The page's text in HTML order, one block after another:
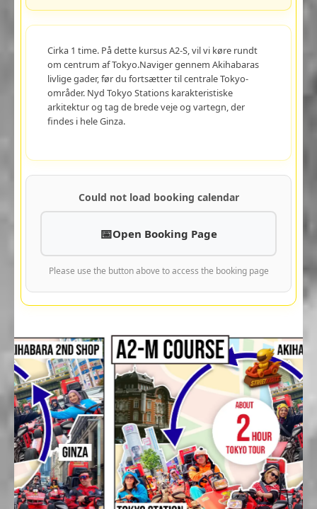
Cirka 1 time. På dette kursus A2-S, vil vi køre rundt
om centrum af Tokyo.Naviger gennem Akihabaras
livlige gader, før du fortsætter til centrale Tokyo-
områder. Nyd Tokyo Stations karakteristiske
arkitektur og tag de brede veje og vartegn, der
findes i hele Ginza.
Could not load booking calendar
Open Booking Page
Please use the button above to access the booking page